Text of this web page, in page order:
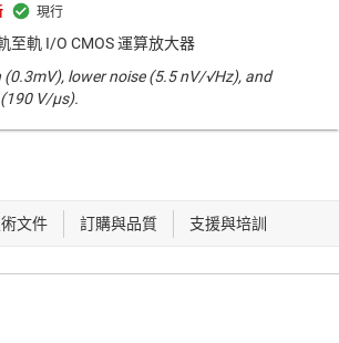
至軌 I/O CMOS 運算放大器
(0.3mV), lower noise (5.5 nV/√Hz), and
V/µs).